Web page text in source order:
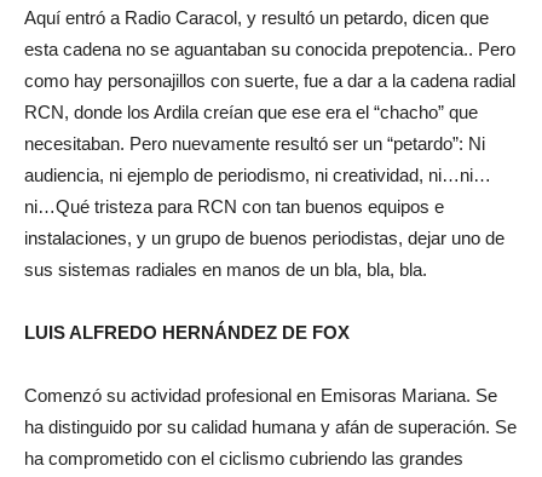
Aquí entró a Radio Caracol, y resultó un petardo, dicen que
esta cadena no se aguantaban su conocida prepotencia.. Pero
como hay personajillos con suerte, fue a dar a la cadena radial
RCN, donde los Ardila creían que ese era el “chacho” que
necesitaban. Pero nuevamente resultó ser un “petardo”: Ni
audiencia, ni ejemplo de periodismo, ni creatividad, ni…ni…
ni…Qué tristeza para RCN con tan buenos equipos e
instalaciones, y un grupo de buenos periodistas, dejar uno de
sus sistemas radiales en manos de un bla, bla, bla.
LUIS ALFREDO HERNÁNDEZ DE FOX
Comenzó su actividad profesional en Emisoras Mariana. Se
ha distinguido por su calidad humana y afán de superación. Se
ha comprometido con el ciclismo cubriendo las grandes